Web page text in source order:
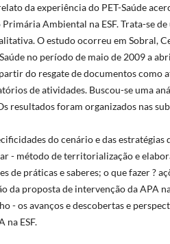
da experiência do PET-Saúde
Ambiental na ESF. Trata-se
O estudo ocorreu em Sobral,
no período de maio de 2009 a
do resgate de documentos como
de atividades. Buscou-se uma
resultados foram organizados nas
do cenário e das estratégias
- método de territorialização e
de práticas e saberes; o que fazer ?
da proposta de intervenção da APA
- os avanços e descobertas e
na ESF.